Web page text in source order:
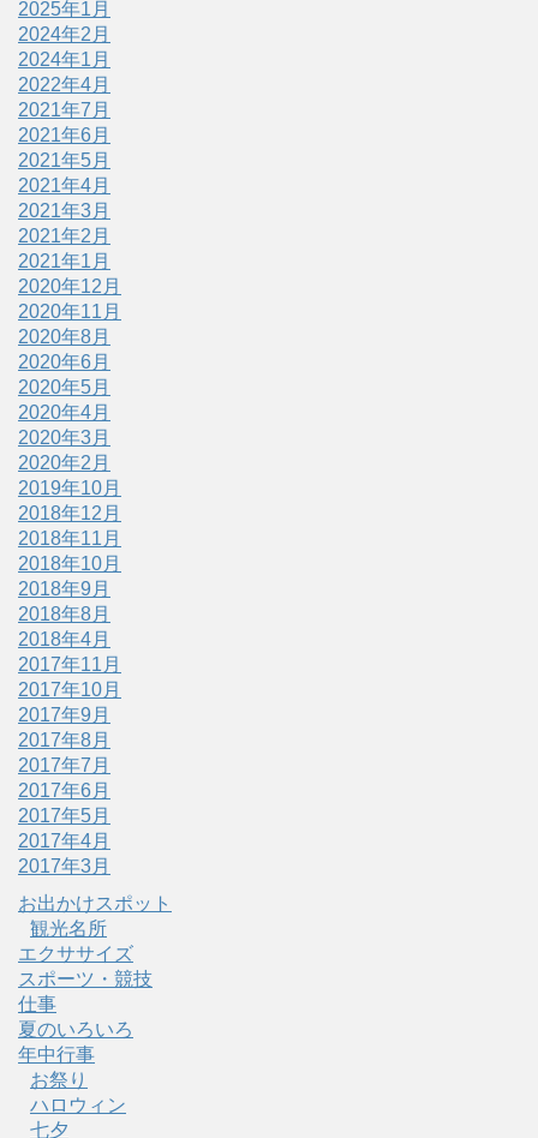
2025年1月
2024年2月
2024年1月
2022年4月
2021年7月
2021年6月
2021年5月
2021年4月
2021年3月
2021年2月
2021年1月
2020年12月
2020年11月
2020年8月
2020年6月
2020年5月
2020年4月
2020年3月
2020年2月
2019年10月
2018年12月
2018年11月
2018年10月
2018年9月
2018年8月
2018年4月
2017年11月
2017年10月
2017年9月
2017年8月
2017年7月
2017年6月
2017年5月
2017年4月
2017年3月
お出かけスポット
観光名所
エクササイズ
スポーツ・競技
仕事
夏のいろいろ
年中行事
お祭り
ハロウィン
七夕